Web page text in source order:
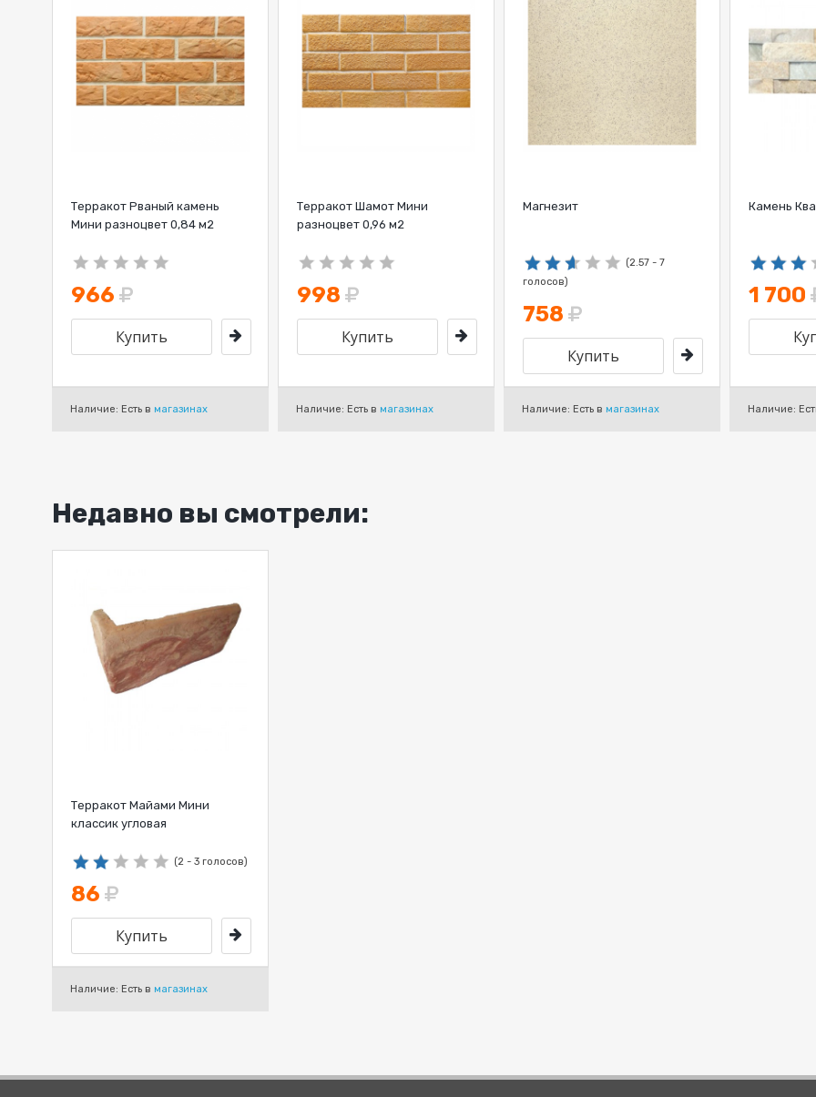
Терракот Рваный камень
Мини разноцвет 0,84 м2
966
Наличие: Есть в магазинах
Терракот Шамот Мини
разноцвет 0,96 м2
998
Наличие: Есть в магазинах
Магнезит
(2.57 - 7
голосов)
758
Наличие: Есть в магазинах
Камень
1 700
Наличие:
Недавно вы смотрели:
Терракот Майами Мини
классик угловая
(2 - 3 голосов)
86
Наличие: Есть в магазинах